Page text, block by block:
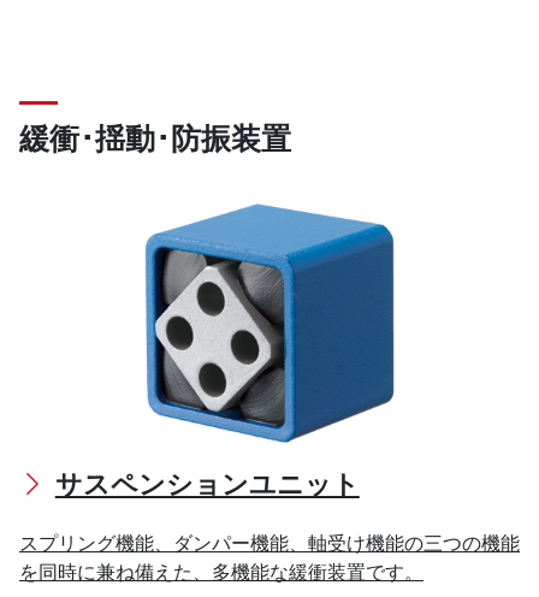
緩衝･揺動･防振装置
サスペンションユニット
スプリング機能、ダンパー機能、軸受け機能の三つの機能
を同時に兼ね備えた、多機能な緩衝装置です。